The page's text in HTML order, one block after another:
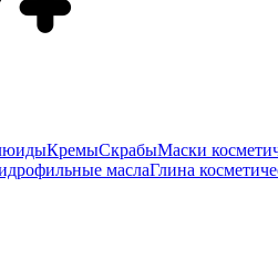
КремыСкрабыМаски
маслаГлина